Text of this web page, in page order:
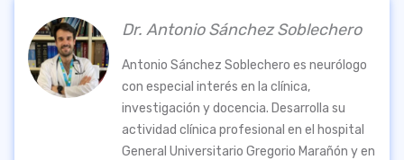
Dr. Antonio Sánchez Soblechero
Antonio Sánchez Soblechero es neurólogo
con especial interés en la clínica,
investigación y docencia. Desarrolla su
actividad clínica profesional en el hospital
General Universitario Gregorio Marañón y en